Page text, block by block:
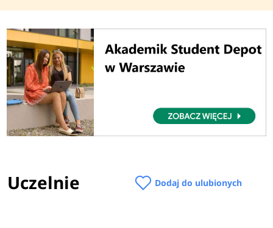
Uczelnie Dodaj do ulubionych